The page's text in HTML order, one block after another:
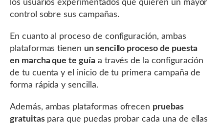
los usuarios experimentados que quieren un mayor
control sobre sus campañas.
En cuanto al proceso de configuración, ambas
plataformas tienen un sencillo proceso de puesta
en marcha que te guíaa través de la configuración
de tu cuenta y el inicio de tu primera campaña de
forma rápida y sencilla.
Además, ambas plataformas ofrecen pruebas
gratuitaspara que puedas probar cada una de ellas